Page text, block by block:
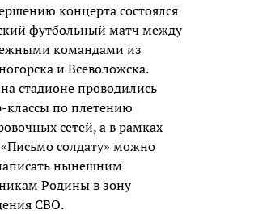
концерта состоялся
футбольный матч между
командами из
и Всеволожска.
стадионе проводились
классы по плетению
сетей, а в рамках
солдату» можно
нынешним
Родины в зону
СВО.